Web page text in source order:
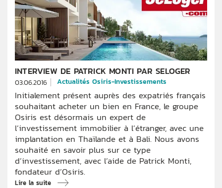
INTERVIEW DE PATRICK MONTI PAR SELOGER
03.06.2016 Actualités Osiris-Investissements
Initialement présent auprès des expatriés français
souhaitant acheter un bien en France, le groupe
Osiris est désormais un expert de
l’investissement immobilier à l’étranger, avec une
implantation en Thaïlande et à Bali. Nous avons
souhaité en savoir plus sur ce type
d’investissement, avec l’aide de Patrick Monti,
fondateur d’Osiris.
Lire la suite